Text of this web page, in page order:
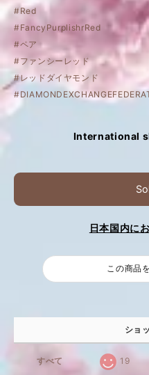
#Red
#FancyPurplishrRed
#ペア
#ファンシーレッド
#レッドダイヤモンド
International
日本国内に
この商品
ショ
すべて 19